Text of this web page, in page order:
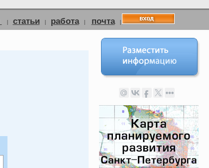
| статьи | работа | почта |